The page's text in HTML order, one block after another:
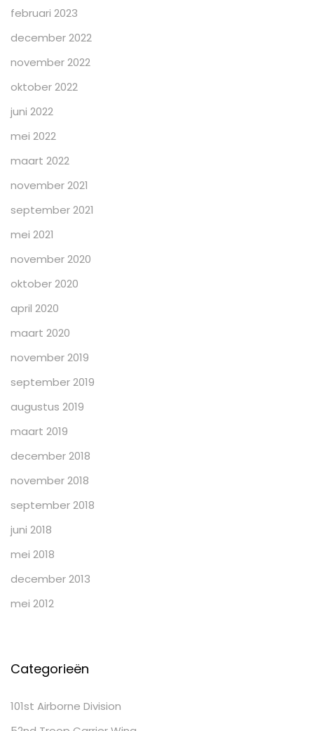
februari 2023
december 2022
november 2022
oktober 2022
juni 2022
mei 2022
maart 2022
november 2021
september 2021
mei 2021
november 2020
oktober 2020
april 2020
maart 2020
november 2019
september 2019
augustus 2019
maart 2019
december 2018
november 2018
september 2018
juni 2018
mei 2018
december 2013
mei 2012
Categorieën
101st Airborne Division